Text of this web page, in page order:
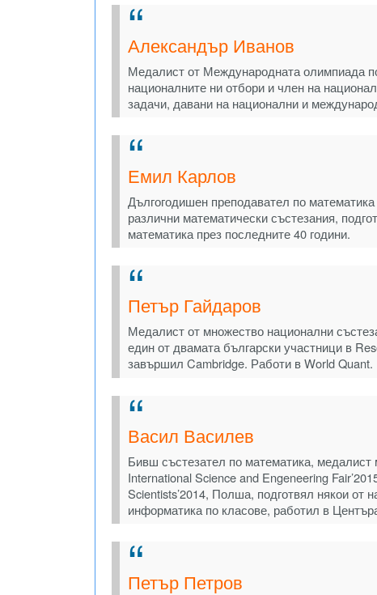
Александър Иванов
Медалист от Международната олимпиада
националните ни отбори и член на
задачи, давани на национални и
Емил Карлов
Дългогодишен преподавател по
различни математически състезания,
математика през последните 40 години.
Петър Гайдаров
Медалист от множество национални
един от двамата български участници в
завършил Cambridge. Работи в World Quant.
Васил Василев
Бивш състезател по математика,
International Science and Engeneering
Scientists’2014, Полша, подготвял някои от
информатика по класове, работил в
Петър Петров